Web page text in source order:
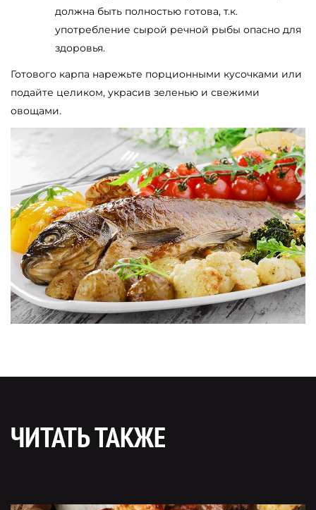
должна быть полностью готова, т.к.
употребление сырой речной рыбы опасно для
здоровья.
Готового карпа нарежьте порционными кусочками или
подайте целиком, украсив зеленью и свежими
овощами.
ЧИТАТЬ ТАКЖЕ